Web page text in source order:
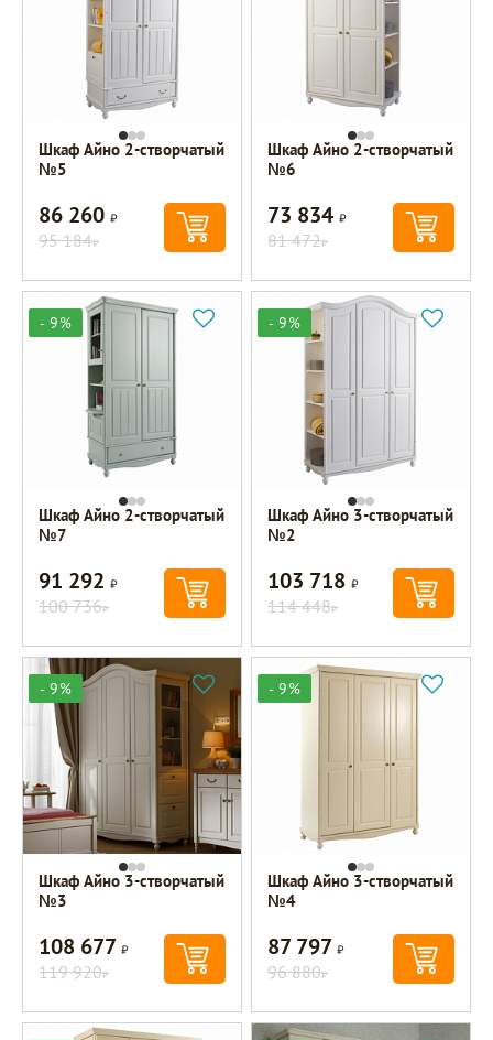
Шкаф Айно 2-створчатый
№5
86 260Р
95 184Р
Шкаф Айно 2-створчатый
№6
73 834Р
81 472Р
- 9%
Шкаф Айно 2-створчатый
№7
91 292Р
100 736Р
- 9%
Шкаф Айно 3-створчатый
№2
103 718Р
114 448Р
- 9%
Шкаф Айно 3-створчатый
№3
108 677Р
119 920Р
- 9%
Шкаф Айно 3-створчатый
№4
87 797Р
96 880Р